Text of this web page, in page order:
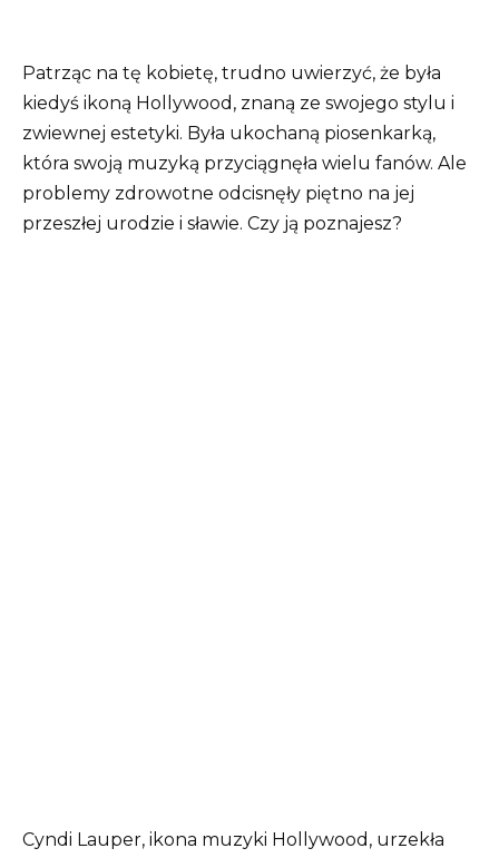
Patrząc na tę kobietę, trudno uwierzyć, że była
kiedyś ikoną Hollywood, znaną ze swojego stylu i
zwiewnej estetyki. Była ukochaną piosenkarką,
która swoją muzyką przyciągnęła wielu fanów. Ale
problemy zdrowotne odcisnęły piętno na jej
przeszłej urodzie i sławie. Czy ją poznajesz?
Cyndi Lauper, ikona muzyki Hollywood, urzekła